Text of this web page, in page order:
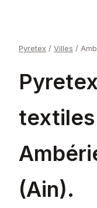
Pyretex / Villes /
(Ain).